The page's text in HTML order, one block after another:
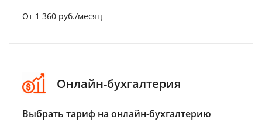
От 1 360 руб./месяц
Онлайн-бухгалтерия
Выбрать тариф на онлайн-бухгалтерию